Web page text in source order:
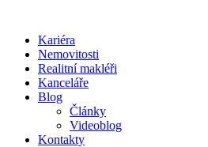
obsahuKariéra
Nemovitosti
Realitní makléři
Kanceláře
Blog
Články
Videoblog
Kontakty